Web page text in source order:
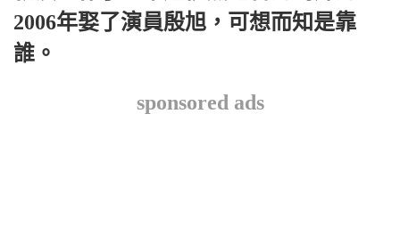
2006年娶了演員殷旭，可想而知是靠
誰。
sponsored ads